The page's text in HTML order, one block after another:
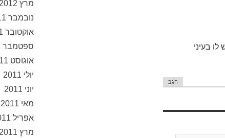
בעיני
הגב
מרץ 2012
נובמבר 2011
אוקטובר 2011
ספטמבר 2011
אוגוסט 2011
יולי 2011
יוני 2011
מאי 2011
אפריל 2011
מרץ 2011